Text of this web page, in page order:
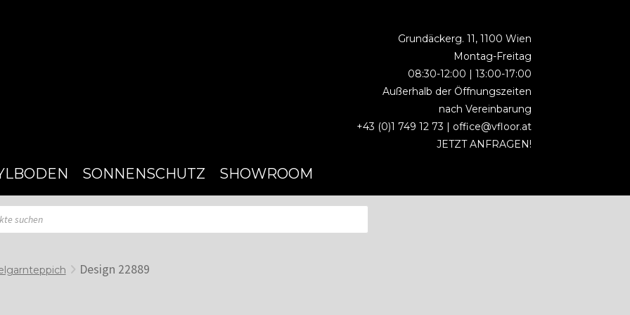
Grundäckerg. 11, 1100 Wien
Montag-Freitag
08:30-12:00 | 13:00-17:00
Außerhalb der Öffnungszeiten
nach Vereinbarung
+43 (0)1 749 12 73 | office@vfloor.at
JETZT ANFRAGEN!
SONNENSCHUTZ SHOWROOM
Design 22889